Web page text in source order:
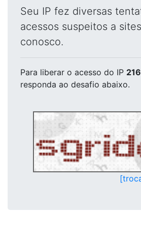
Seu IP fez diversas
acessos suspeitos a
conosco.
Para liberar o acesso do IP
responda ao desafio abaixo.